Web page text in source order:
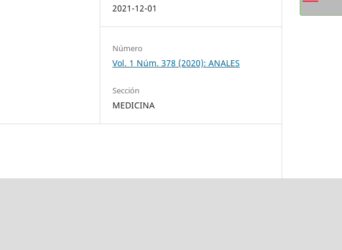
2021-12-01
Número
Vol. 1 Núm. 378 (2020): ANALES
Sección
MEDICINA